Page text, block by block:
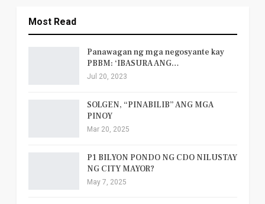
Most Read
Panawagan ng mga negosyante kay
PBBM: ‘IBASURA ANG…
Jul 20, 2023
SOLGEN, “PINABILIB” ANG MGA
PINOY
Mar 20, 2025
P1 BILYON PONDO NG CDO NILUSTAY
NG CITY MAYOR?
May 7, 2025